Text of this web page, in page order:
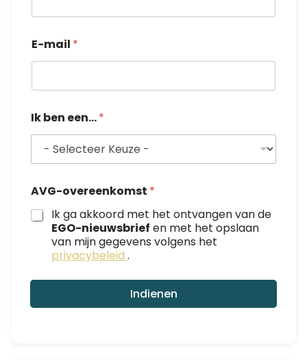
E-mail *
Ik ben een...*
k
E
-
*
AVG-overeenkomst *
Ik ga akkoord met het ontvangen van de
EGO-nieuwsbrief en met het opslaan
van mijn gegevens volgens het
privacybeleid .
Indienen